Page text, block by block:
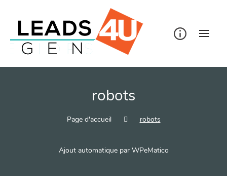
robots
Page d'accueil robots
Ajout automatique par WPeMatico